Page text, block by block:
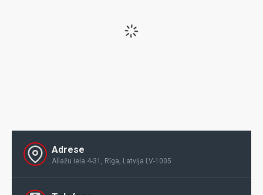
Adrese
Allažu iela 4-31, Rīga, Latvija LV-1005